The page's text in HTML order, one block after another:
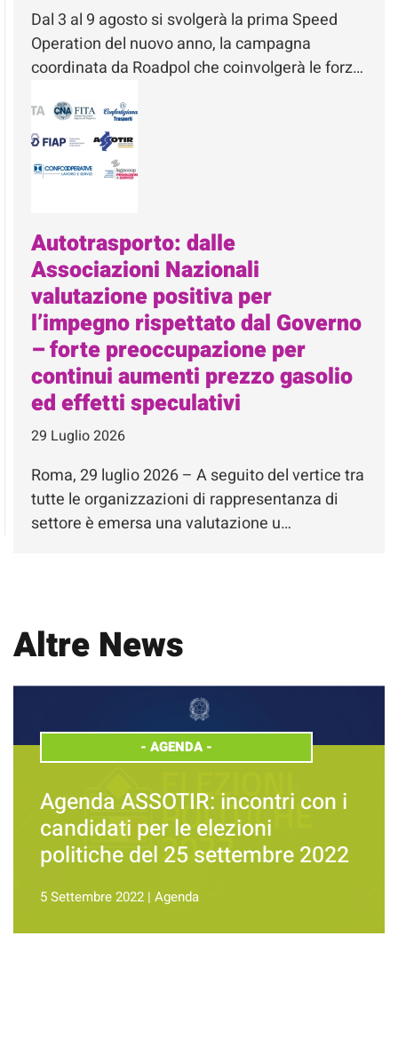
Dal 3 al 9 agosto si svolgerà la prima Speed
Operation del nuovo anno, la campagna
coordinata da Roadpol che coinvolgerà le forz…
Autotrasporto: dalle
Associazioni Nazionali
valutazione positiva per
l’impegno rispettato dal Governo
– forte preoccupazione per
continui aumenti prezzo gasolio
ed effetti speculativi
29 Luglio 2026
Roma, 29 luglio 2026 – A seguito del vertice tra
tutte le organizzazioni di rappresentanza di
settore è emersa una valutazione u…
Altre News
- AGENDA-
Agenda ASSOTIR: incontri con i
candidati per le elezioni
politiche del 25 settembre 2022
5 Settembre 2022 | Agenda